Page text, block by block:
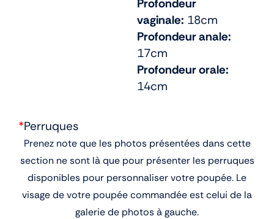
Profondeur
vaginale: 18cm
Profondeur anale:
17cm
Profondeur orale:
14cm
*Perruques
Prenez note que les photos présentées dans cette
section ne sont là que pour présenter les perruques
disponibles pour personnaliser votre poupée. Le
visage de votre poupée commandée est celui de la
galerie de photos à gauche.